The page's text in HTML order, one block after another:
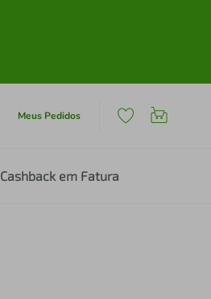
Meus Pedidos
Cashback em Fatura